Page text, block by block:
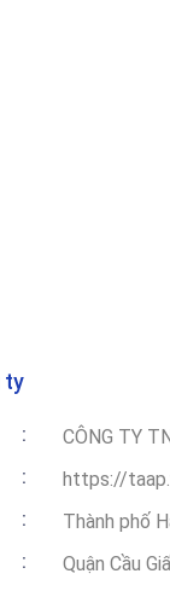
ty
:
CÔNG TY
:
https://
:
Thành phố
:
Quận Cầu